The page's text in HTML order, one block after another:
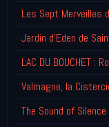
Les Sept Merveilles
Jardin d'Eden de
LAC DU BOUCHET :
Valmagne, la
The Sound of Silence